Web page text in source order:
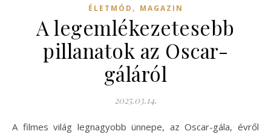
ÉLETMÓD , MAGAZIN
A legemlékezetesebb
pillanatok az Oscar-
gáláról
2025.03.14.
A filmes világ legnagyobb ünnepe, az Oscar-gála, évről